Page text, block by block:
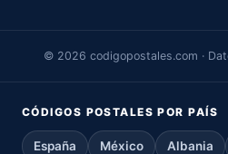
© 2026 codigopostales.com ·
CÓDIGOS POSTALES POR PAÍS
España México Albania